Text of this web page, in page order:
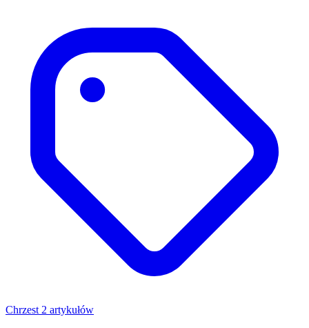
Chrzest 2 artykułów